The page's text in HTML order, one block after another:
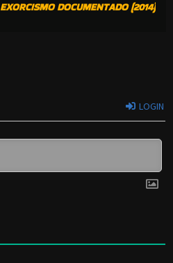
EXORCISMO DOCUMENTADO (2014)
LOGIN